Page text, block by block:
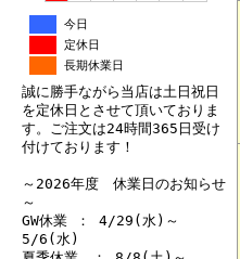
今日
定休日
長期休業日
誠に勝手ながら当店は土日祝日
を定休日とさせて頂いておりま
す。ご注文は24時間365日受け
付けております！
～2026年度 休業日のお知らせ
～
GW休業 ： 4/29(水)～
5/6(水)